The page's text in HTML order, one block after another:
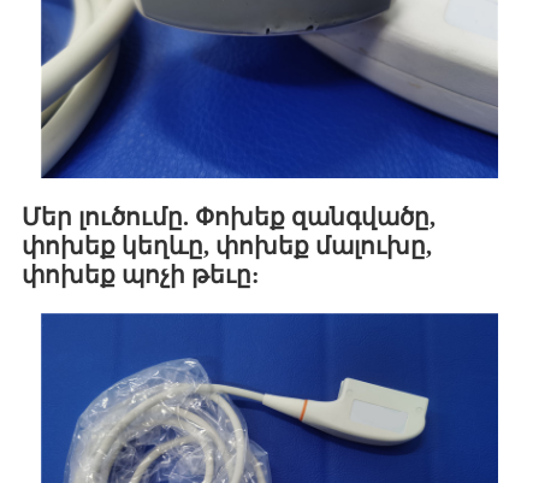
Մեր լուծումը. Փոխեք զանգվածը,
փոխեք կեղևը, փոխեք մալուխը,
փոխեք պոչի թեւը: